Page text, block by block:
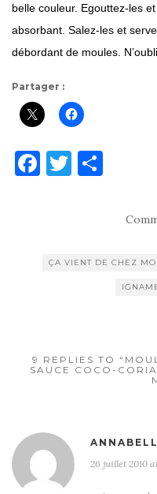
belle couleur. Egouttez-les
absorbant. Salez-les et
débordant de moules.
Partager :
F
b
T
r er
ÇA VIENT DE CHEZ MOI
9 REPLIES TO
SAUCE COCO-
26 juillet 2010